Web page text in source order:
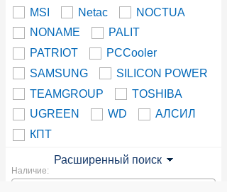
MSI
Netac
NOCTUA
NONAME
PALIT
PATRIOT
PCCooler
SAMSUNG
SILICON POWER
TEAMGROUP
TOSHIBA
UGREEN
WD
АЛСИЛ
КПТ
Расширенный поиск
Наличие: